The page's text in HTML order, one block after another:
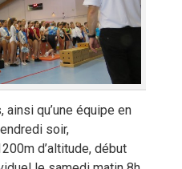
qu’une équipe en
soir,
d’altitude, début